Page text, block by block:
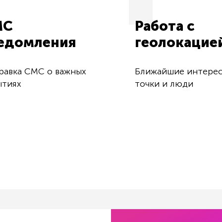
СМС о важных
Работа с
Ближайшие
точки и люди